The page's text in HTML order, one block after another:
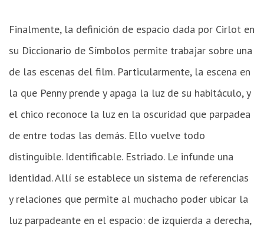
Finalmente, la definición de espacio dada por Cirlot en
su Diccionario de Símbolos permite trabajar sobre una
de las escenas del film. Particularmente, la escena en
la que Penny prende y apaga la luz de su habitáculo, y
el chico reconoce la luz en la oscuridad que parpadea
de entre todas las demás. Ello vuelve todo
distinguible. Identificable. Estriado. Le infunde una
identidad. Allí se establece un sistema de referencias
y relaciones que permite al muchacho poder ubicar la
luz parpadeante en el espacio: de izquierda a derecha,